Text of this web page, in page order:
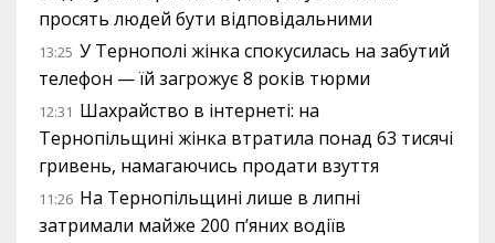
просять людей бути відповідальними
13:25 У Тернополі жінка спокусилась на забутий
телефон — їй загрожує 8 років тюрми
12:31 Шахрайство в інтернеті: на
Тернопільщині жінка втратила понад 63 тисячі
гривень, намагаючись продати взуття
11:26 На Тернопільщині лише в липні
затримали майже 200 п’яних водіїв